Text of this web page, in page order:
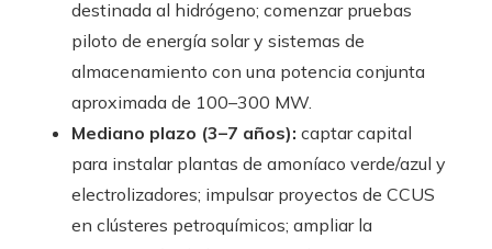
destinada al hidrógeno; comenzar pruebas
piloto de energía solar y sistemas de
almacenamiento con una potencia conjunta
aproximada de 100–300 MW.
Mediano plazo (3–7 años): captar capital
para instalar plantas de amoníaco verde/azul y
electrolizadores; impulsar proyectos de CCUS
en clústeres petroquímicos; ampliar la